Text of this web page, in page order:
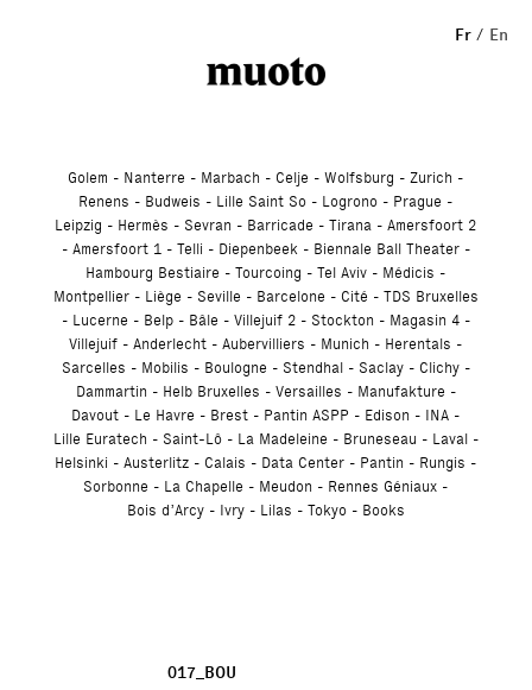
017_BOU
Fr En
Golem Nanterre Marbach Celje Wolfsburg
Zurich
Renens
Budweis Lille Saint So Logrono
Prague
Leipzig
Hermès Sevran Barricade Tirana
Amersfoort 2
Amersfoort 1
Telli Diepenbeek
Biennale Ball Theater
Hambourg Bestiaire
Tourcoing Tel Aviv
Médicis
Montpellier
Liège Seville Barcelone Cité
TDS Bruxelles
Lucerne
Belp Bâle Villejuif 2 Stockton
Magasin 4
Villejuif
Anderlecht Aubervilliers Munich
Herentals
Sarcelles
Mobilis Boulogne Stendhal Saclay
Clichy
Dammartin
Helb Bruxelles Versailles
Manufakture
Davout
Le Havre Brest Pantin ASPP Edison
INA
Lille Euratech
Saint-Lô La Madeleine Bruneseau
Laval
Helsinki
Austerlitz Calais Data Center Pantin
Rungis
Sorbonne
La Chapelle Meudon
Rennes Géniaux
Bois d’Arcy
Ivry Lilas Tokyo Books